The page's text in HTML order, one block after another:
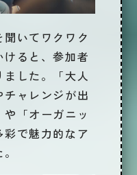
いてワクワク
けると、参加者
した。「大人
ャレンジが出
「オーガニッ
で魅力的なア